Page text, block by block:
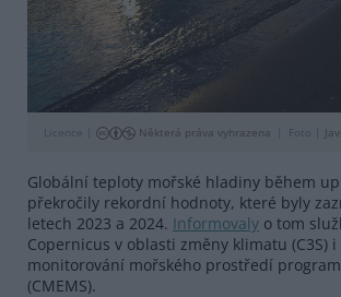
Licence | Některá práva vyhrazena Foto |
Globální teploty mořské hladiny během
překročily rekordní hodnoty, které byly
letech 2023 a 2024. Informovaly o tom
Copernicus v oblasti změny klimatu (C3S)
monitorování mořského prostředí
(CMEMS).